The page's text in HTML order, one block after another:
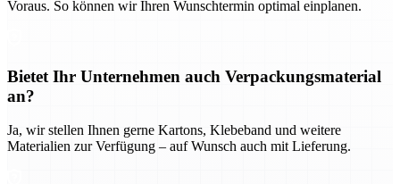
Voraus. So können wir Ihren Wunschtermin optimal einplanen.
Bietet Ihr Unternehmen auch Verpackungsmaterial
an?
Ja, wir stellen Ihnen gerne Kartons, Klebeband und weitere
Materialien zur Verfügung – auf Wunsch auch mit Lieferung.